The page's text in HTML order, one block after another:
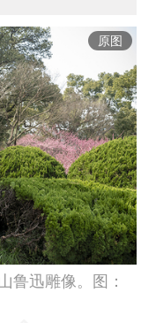
原图
鲁迅雕像。图：